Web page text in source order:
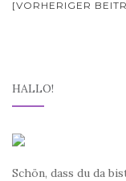
Beitrags-
[VORHERIGER
HALLO!
Schön, dass du da